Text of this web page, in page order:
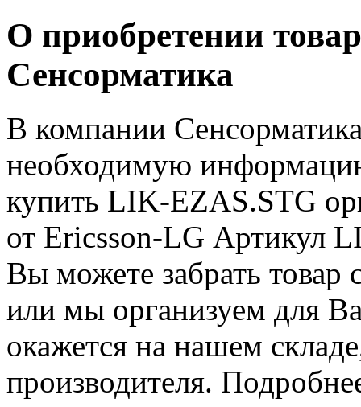
О приобретении
Сенсорматика
В компании
необходимую
купить LIK-EZAS.STG
от Ericsson-LG Артикул
Вы можете забрать товар
или мы организуем для
окажется на нашем
производителя.